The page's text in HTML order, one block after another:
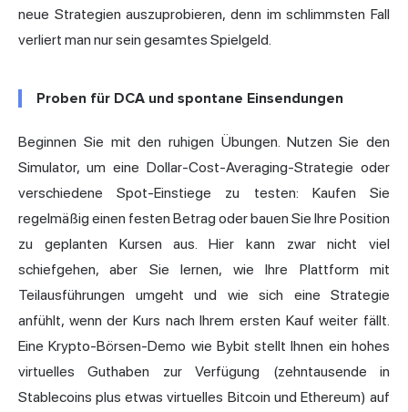
neue Strategien auszuprobieren, denn im schlimmsten Fall
verliert man nur sein gesamtes Spielgeld.
Proben für DCA und spontane Einsendungen
Beginnen Sie mit den ruhigen Übungen. Nutzen Sie den
Simulator, um eine Dollar-Cost-Averaging-Strategie oder
verschiedene Spot-Einstiege zu testen: Kaufen Sie
regelmäßig einen festen Betrag oder bauen Sie Ihre Position
zu geplanten Kursen aus. Hier kann zwar nicht viel
schiefgehen, aber Sie lernen, wie Ihre Plattform mit
Teilausführungen umgeht und wie sich eine Strategie
anfühlt, wenn der Kurs nach Ihrem ersten Kauf weiter fällt.
Eine Krypto-Börsen-Demo wie Bybit stellt Ihnen ein hohes
virtuelles Guthaben zur Verfügung (zehntausende in
Stablecoins plus etwas virtuelles Bitcoin und Ethereum) auf